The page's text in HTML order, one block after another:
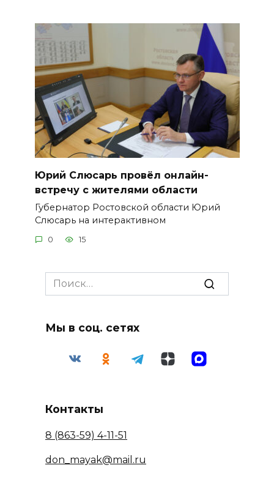
Юрий Слюсарь провёл онлайн-
встречу с жителями области
Губернатор Ростовской области Юрий
Слюсарь на интерактивном
0 15
Search
for:
Мы в соц. сетях
Контакты
8 (863-59) 4-11-51
don_mayak@mail.ru